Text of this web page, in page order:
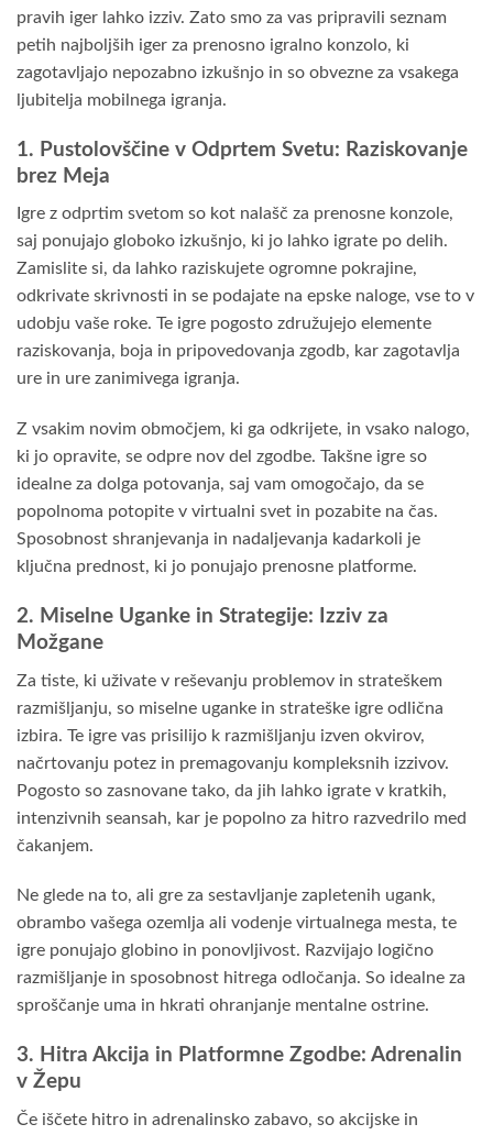
pravih iger lahko izziv. Zato smo za vas pripravili seznam
petih najboljših iger za prenosno igralno konzolo, ki
zagotavljajo nepozabno izkušnjo in so obvezne za vsakega
ljubitelja mobilnega igranja.
1. Pustolovščine v Odprtem Svetu: Raziskovanje
brez Meja
Igre z odprtim svetom so kot nalašč za prenosne konzole,
saj ponujajo globoko izkušnjo, ki jo lahko igrate po delih.
Zamislite si, da lahko raziskujete ogromne pokrajine,
odkrivate skrivnosti in se podajate na epske naloge, vse to v
udobju vaše roke. Te igre pogosto združujejo elemente
raziskovanja, boja in pripovedovanja zgodb, kar zagotavlja
ure in ure zanimivega igranja.
Z vsakim novim območjem, ki ga odkrijete, in vsako nalogo,
ki jo opravite, se odpre nov del zgodbe. Takšne igre so
idealne za dolga potovanja, saj vam omogočajo, da se
popolnoma potopite v virtualni svet in pozabite na čas.
Sposobnost shranjevanja in nadaljevanja kadarkoli je
ključna prednost, ki jo ponujajo prenosne platforme.
2. Miselne Uganke in Strategije: Izziv za
Možgane
Za tiste, ki uživate v reševanju problemov in strateškem
razmišljanju, so miselne uganke in strateške igre odlična
izbira. Te igre vas prisilijo k razmišljanju izven okvirov,
načrtovanju potez in premagovanju kompleksnih izzivov.
Pogosto so zasnovane tako, da jih lahko igrate v kratkih,
intenzivnih seansah, kar je popolno za hitro razvedrilo med
čakanjem.
Ne glede na to, ali gre za sestavljanje zapletenih ugank,
obrambo vašega ozemlja ali vodenje virtualnega mesta, te
igre ponujajo globino in ponovljivost. Razvijajo logično
razmišljanje in sposobnost hitrega odločanja. So idealne za
sproščanje uma in hkrati ohranjanje mentalne ostrine.
3. Hitra Akcija in Platformne Zgodbe: Adrenalin
v Žepu
Če iščete hitro in adrenalinsko zabavo, so akcijske in